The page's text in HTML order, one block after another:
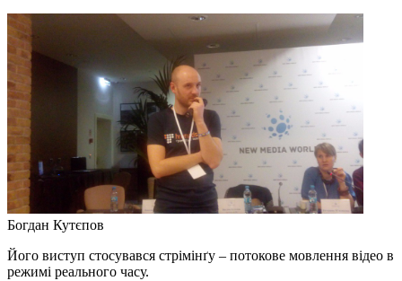
Богдан Кутєпов
Його виступ стосувався стрімінґу – потокове мовлення відео в
режимі реального часу.